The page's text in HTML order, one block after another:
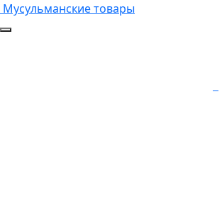
Мусульманские товары